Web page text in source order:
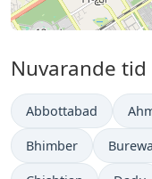
Nuvarande
Abbottabad
Bhimber